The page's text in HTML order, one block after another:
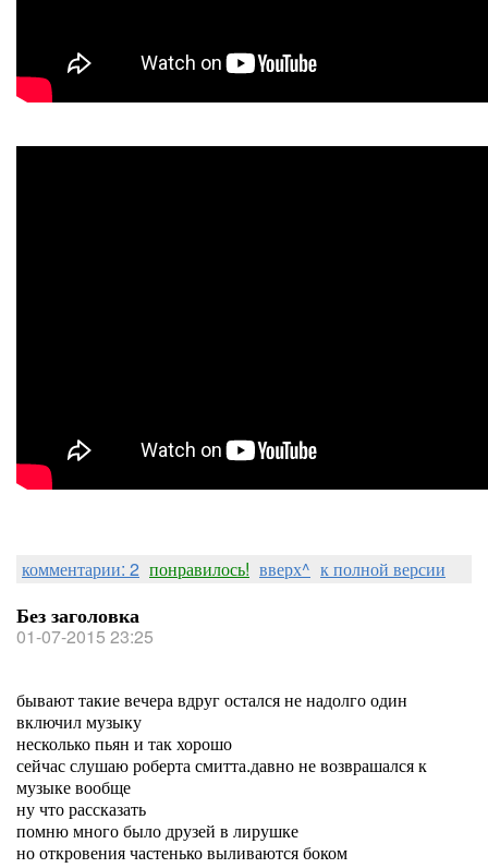
комментарии: 2 понравилось! вверх^ к полной версии
Без заголовка
01-07-2015 23:25
бывают такие вечера вдруг остался не надолго один
включил музыку
несколько пьян и так хорошо
сейчас слушаю роберта смитта.давно не возврашался к
музыке вообще
ну что рассказать
помню много было друзей в лирушке
но откровения частенько выливаются боком